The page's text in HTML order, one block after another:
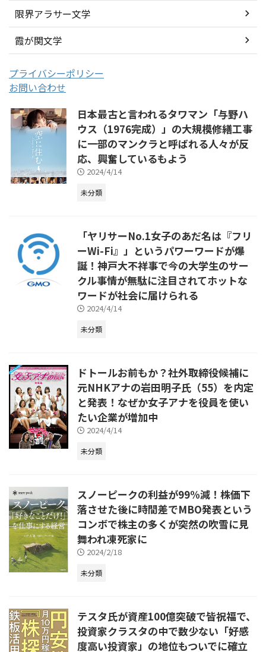
限界アラサー文学
霞が関文学
プライバシーポリシー
お問い合わせ
日本最古と言われるタワマン「与野ハ
ウス（1976完成）」の大規模修繕工事
に一部のマンクラと呼ばれる人々が反
応、興奮しているもよう
2024/4/14
未分類
「ヤリサーNo.1女子のあだ名は『フリ
ーWi-Fi』」というパワーワードが爆
誕！神戸大不祥事で今の大学生のサー
クル事情が無駄に注目されてホットな
ワードが社会に届けられる
2024/4/14
未分類
ドトールお前もか？社外取締役候補に
元NHKアナの岩田明子氏（55）を内定
と発表！なぜか女子アナを役員を使い
たい企業が増加中
2024/4/14
未分類
スノーピークの利益が99%減！株価下
落させた後に時間差でMBO発表という
コンボで株主の多くが突然の吹雪に見
舞われ凍死家に
2024/2/18
未分類
テスタ氏が資産100億突破で皆祝福で、
投資家クラスタの中で数少ない「好感
度高い投資家」の地位もついでに確立